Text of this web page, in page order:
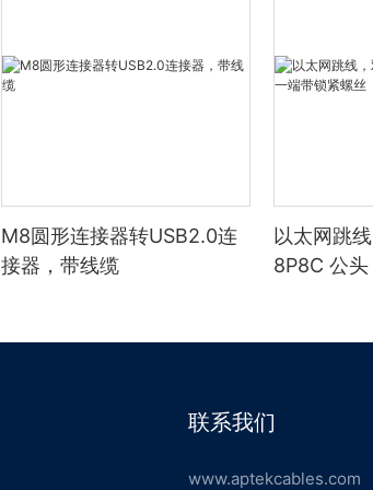
M8圆形连接器转USB2.0连
接器，带线缆
以太网跳
8P8C 公头
联系我们
www.aptekcables.com